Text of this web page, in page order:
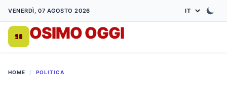
VENERDÌ, 07 AGOSTO 2026
OSIMO OGGI
HOME / POLITICA